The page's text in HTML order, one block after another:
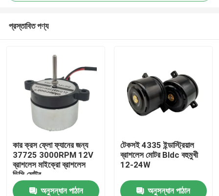
প্রস্তাবিত পণ্য
কার ক্রস ফ্লো ফ্যানের জন্য
37725 3000RPM 12V
ব্রাশলেস মাইক্রো ব্রাশলেস
ডিসি মোটর
অনুসন্ধান পাঠান
টেকসই 4335 ইন্ডাস্ট্রিয়াল
ব্রাশলেস মোটর Bldc বহুমুখী
12-24W
অনুসন্ধান পাঠান